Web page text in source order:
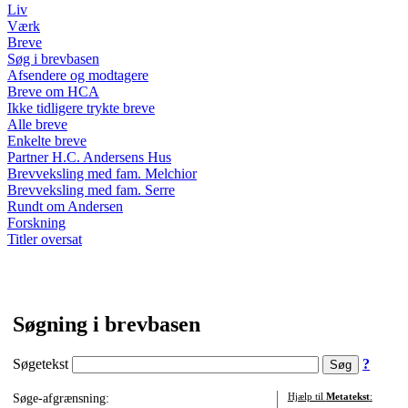
Liv
Værk
Breve
Søg i brevbasen
Afsendere og modtagere
Breve om HCA
Ikke tidligere trykte breve
Alle breve
Enkelte breve
Partner H.C. Andersens Hus
Brevveksling med fam. Melchior
Brevveksling med fam. Serre
Rundt om Andersen
Forskning
Titler oversat
Søgning i brevbasen
Søgetekst ?
Søge-afgrænsning:
Hjælp til Metatekst: